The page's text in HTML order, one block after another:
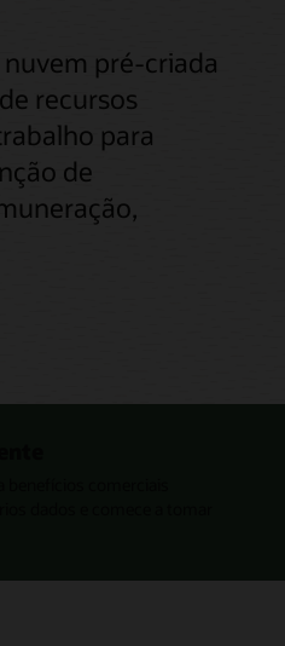
nuvem pré-criada
recursos
para
de